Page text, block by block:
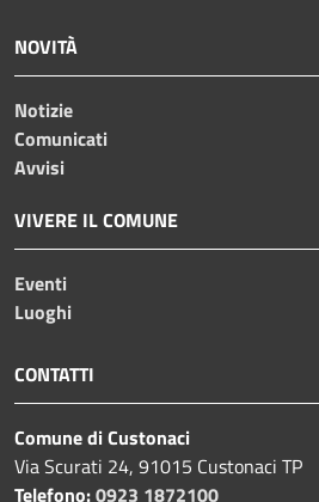
NOVITÀ
Notizie
Comunicati
Avvisi
VIVERE IL COMUNE
Eventi
Luoghi
CONTATTI
Comune di Custonaci
Via Scurati 24, 91015 Custonaci TP
Telefono:0923 1872100